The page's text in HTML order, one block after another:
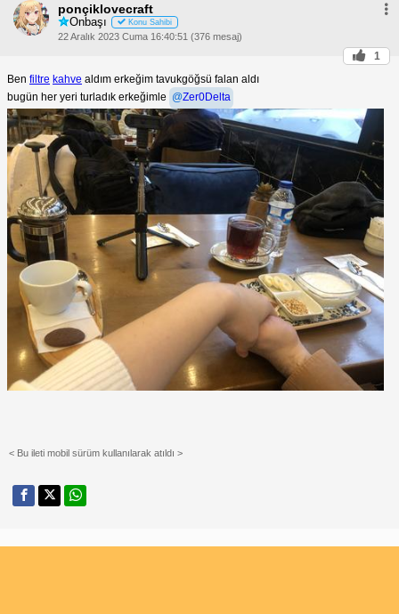
ponçiklovecraft
Onbaşı Konu Sahibi
22 Aralık 2023 Cuma 16:40:51 (376 mesaj)
1
Ben filtre kahve aldım erkeğim tavukgöğsü falan aldı
bugün her yeri turladık erkeğimle @Zer0Delta
< Bu ileti mobil sürüm kullanılarak atıldı >